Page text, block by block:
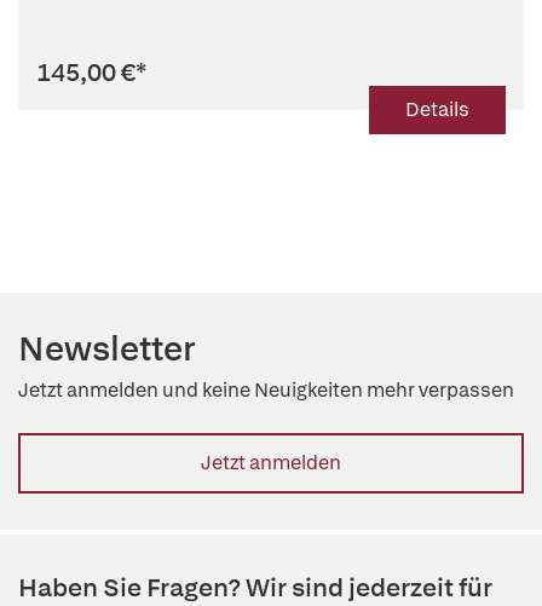
145,00 €*
Details
Newsletter
Jetzt anmelden und keine Neuigkeiten mehr verpassen
Jetzt anmelden
Haben Sie Fragen? Wir sind jederzeit für